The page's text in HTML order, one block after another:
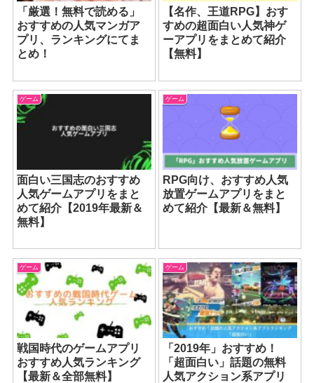
「厳選！無料で読める」
おすすめの人気マンガア
プリ、ランキングにてま
とめ！
【名作、王道RPG】おす
すめの超面白い人気神ゲ
ーアプリをまとめて紹介
【無料】
ゲーム
面白い三国志のおすすめ
人気ゲームアプリをまと
めて紹介【2019年最新＆
無料】
ゲーム
RPG向け、おすすめ人気
放置ゲームアプリをまと
めて紹介【最新＆無料】
ゲーム
戦国時代のゲームアプリ
おすすめ人気ランキング
【最新＆全部無料】
ゲーム
「2019年」おすすめ！
「超面白い」話題の無料
人気アクション系アプリ